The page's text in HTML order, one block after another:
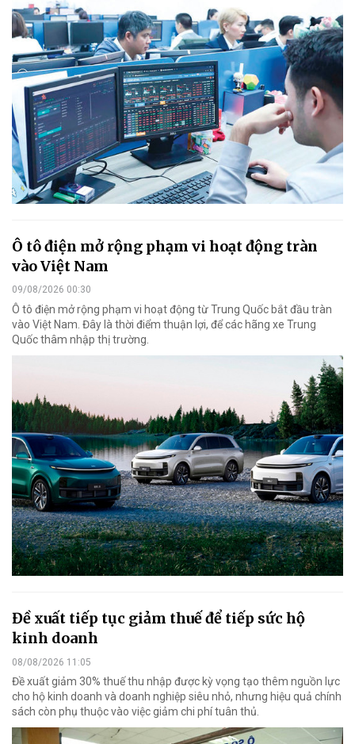
Ô tô điện mở rộng phạm vi hoạt động tràn
vào Việt Nam
09/08/2026 00:30
Ô tô điện mở rộng phạm vi hoạt động từ Trung Quốc bắt đầu tràn
vào Việt Nam. Đây là thời điểm thuận lợi, để các hãng xe Trung
Quốc thâm nhập thị trường.
Đề xuất tiếp tục giảm thuế để tiếp sức hộ
kinh doanh
08/08/2026 11:05
Đề xuất giảm 30% thuế thu nhập được kỳ vọng tạo thêm nguồn lực
cho hộ kinh doanh và doanh nghiệp siêu nhỏ, nhưng hiệu quả chính
sách còn phụ thuộc vào việc giảm chi phí tuân thủ.